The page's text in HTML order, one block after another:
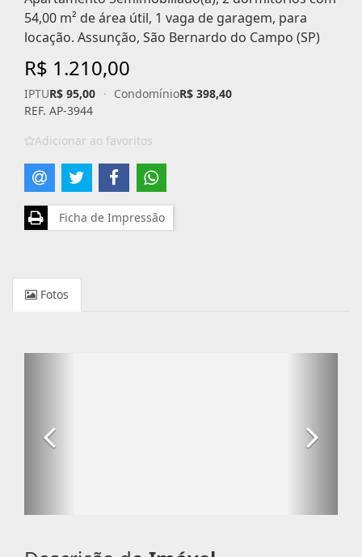
54,00 m² de área útil, 1 vaga de garagem, para
locação. Assunção, São Bernardo do Campo (SP)
R$ 1.210,00
IPTUR$ 95,00 · CondomínioR$ 398,40
REF. AP-3944
Adicionar ao favoritos
Ficha de Impressão
Fotos